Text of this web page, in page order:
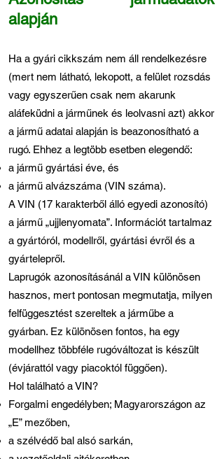
alapján
Ha a gyári cikkszám nem áll rendelkezésre
(mert nem látható, lekopott, a felület rozsdás
vagy egyszerűen csak nem akarunk
aláfeküdni a járműnek és leolvasni azt) akkor
a jármű adatai alapján is beazonosítható a
rugó. Ehhez a legtöbb esetben elegendő:
a jármű gyártási éve, és
a jármű alvázszáma (VIN száma).
A VIN (17 karakterből álló egyedi azonosító)
a jármű „ujjlenyomata”. Információt tartalmaz
a gyártóról, modellről, gyártási évről és a
gyártelepről.
Laprugók azonosításánál a VIN különösen
hasznos, mert pontosan megmutatja, milyen
felfüggesztést szereltek a járműbe a
gyárban. Ez különösen fontos, ha egy
modellhez többféle rugóváltozat is készült
(évjárattól vagy piacoktól függően).
Hol található a VIN?
Forgalmi engedélyben; Magyarországon az
„E” mezőben,
a szélvédő bal alsó sarkán,